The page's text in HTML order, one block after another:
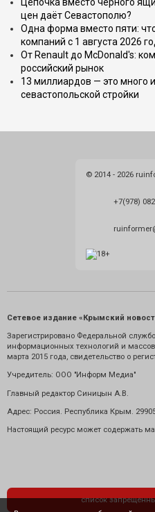
цен даёт Севастополю?
Одна форма вместо пяти:
компаний с 1 августа 2026
От Renault до McDonald's:
российский рынок
13 миллиардов — это много
севастопольской стройки
© 2014 - 2026
+7(978)
Сетевое издание «Крымский
Зарегистрировано Федеральной
информационных технологий и
марта 2015 года, свидетельство о
Учредитель: ООО "Информ Медиа"
Главный редактор Синицын А.В.
Адрес: Россия. Республика Крым.
Настоящий ресурс может содержать
список